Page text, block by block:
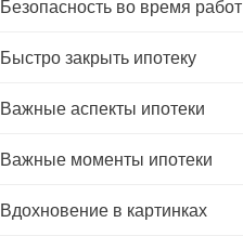
Безопасность во время работ
Быстро закрыть ипотеку
Важные аспекты ипотеки
Важные моменты ипотеки
Вдохновение в картинках